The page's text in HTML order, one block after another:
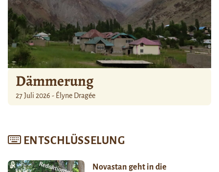
Dämmerung
27 Juli 2026 - Élyne Dragée
ENTSCHLÜSSELUNG
Novastan geht in die